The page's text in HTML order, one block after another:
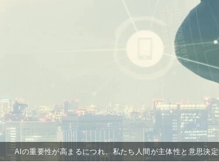
AIの重要性が高まるにつれ、私たち人間が主体性と意思決